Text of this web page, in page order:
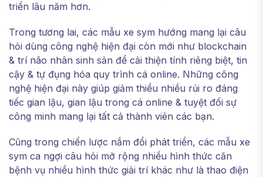
triển lâu năm hơn.
Trong tương lai, các mẫu xe sym hướng mang lại câu
hỏi dùng công nghệ hiện đại còn mới như blockchain
& trí não nhân sinh sản để cải thiện tính riêng biệt, tin
cậy & tự đụng hóa quy trình cá online. Những công
nghệ hiện đại này giúp giảm thiểu nhiều rủi ro đáng
tiếc gian lậu, gian lậu trong cá online & tuyệt đối sự
công minh mang lại tất cả thành viên các bạn.
Cũng trong chiến lược nắm đổi phát triển, các mẫu xe
sym ca ngợi câu hỏi mở rộng nhiều hình thức căn
bệnh vụ nhiều hình thức giải trí khác như là thao điện